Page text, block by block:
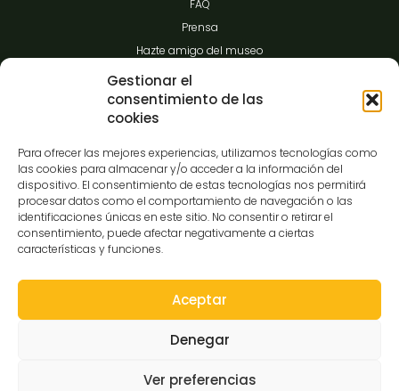
Gestionar el
consentimiento de las
cookies
Para ofrecer las mejores experiencias, utilizamos tecnologías como
las cookies para almacenar y/o acceder a la información del
dispositivo. El consentimiento de estas tecnologías nos permitirá
procesar datos como el comportamiento de navegación o las
identificaciones únicas en este sitio. No consentir o retirar el
consentimiento, puede afectar negativamente a ciertas
características y funciones.
Aceptar
Denegar
Ver preferencias
FAQ
Prensa
Hazte amigo del museo
Transparencia
C/Gibraltar,14
37008-Salamanca